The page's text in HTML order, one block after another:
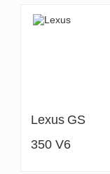
Lexus GS
350 V6